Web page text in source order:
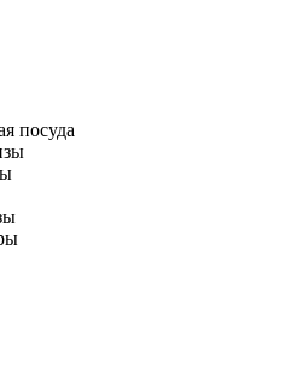
посуда